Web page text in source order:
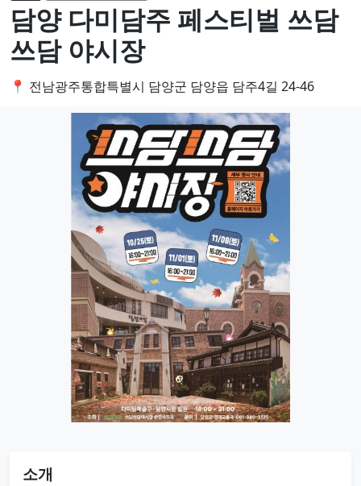
담양 다미담주 페스티벌 쓰담
쓰담 야시장
📍 전남광주통합특별시 담양군 담양읍 담주4길 24-46
소개